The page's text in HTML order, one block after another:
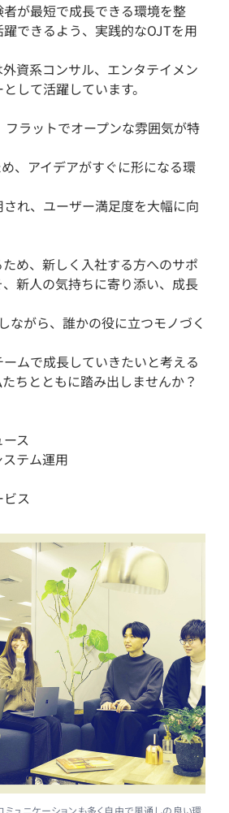
が最短で成長できる環境を整
できるよう、実践的なOJTを用
資系コンサル、エンタテイメン
して活躍しています。
ラットでオープンな雰囲気が特
、アイデアがすぐに形になる環
れ、ユーザー満足度を大幅に向
め、新しく入社する方へのサポ
新人の気持ちに寄り添い、成長
ながら、誰かの役に立つモノづく
ムで成長していきたいと考える
ちとともに踏み出しませんか？
ス
テム運用
ス
ュニケーションも多く自由で風通しの良い環